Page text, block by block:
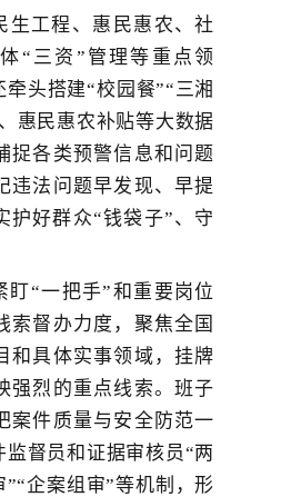
生工程、惠民惠农、社
“三资”管理等重点领
头搭建“校园餐”“三湘
惠民惠农补贴等大数据
捉各类预警信息和问题
违法问题早发现、早提
护好群众“钱袋子”、守
盯“一把手”和重要岗位
索督办力度，聚焦全国
和具体实事领域，挂牌
强烈的重点线索。班子
案件质量与安全防范一
督员和证据审核员“两
”“企案组审”等机制，形